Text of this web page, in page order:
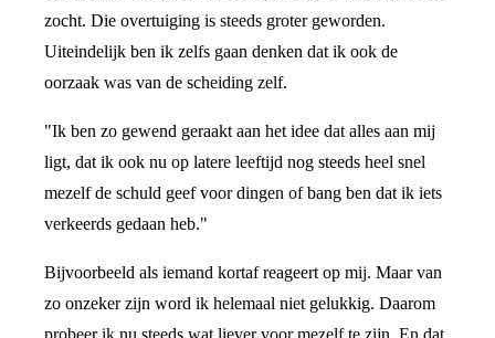
zocht. Die overtuiging is steeds groter geworden.
Uiteindelijk ben ik zelfs gaan denken dat ik ook de
oorzaak was van de scheiding zelf.
"Ik ben zo gewend geraakt aan het idee dat alles aan mij
ligt, dat ik ook nu op latere leeftijd nog steeds heel snel
mezelf de schuld geef voor dingen of bang ben dat ik iets
verkeerds gedaan heb."
Bijvoorbeeld als iemand kortaf reageert op mij. Maar van
zo onzeker zijn word ik helemaal niet gelukkig. Daarom
probeer ik nu steeds wat liever voor mezelf te zijn. En dat